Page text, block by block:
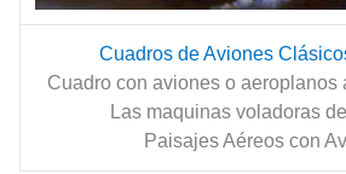
Cuadros de Aviones
Cuadro con aviones o aeroplanos
Las maquinas voladoras
Paisajes Aéreos con